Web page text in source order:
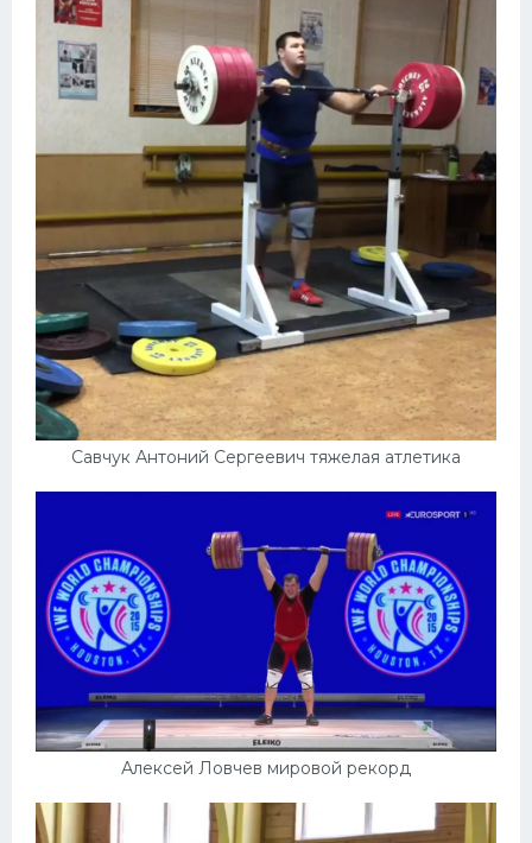
Савчук Антоний Сергеевич тяжелая атлетика
Алексей Ловчев мировой рекорд